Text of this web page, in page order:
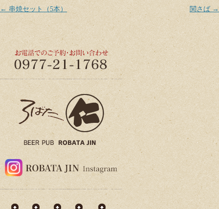
Post navigation
← 串焼セット（5本） 関さば →